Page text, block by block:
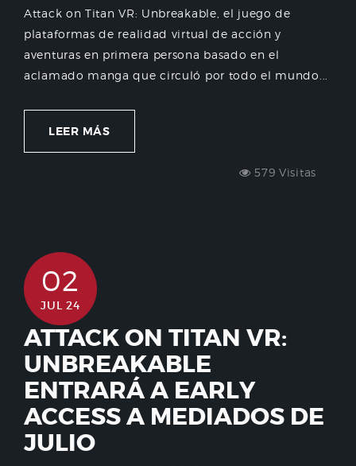
Attack on Titan VR: Unbreakable, el juego de
plataformas de realidad virtual de acción y
aventuras en primera persona basado en el
aclamado manga que circuló por todo el mundo...
LEER MÁS
579 Visitas
02
JUL 24
ATTACK ON TITAN VR:
UNBREAKABLE
ENTRARÁ A EARLY
ACCESS A MEDIADOS DE
JULIO